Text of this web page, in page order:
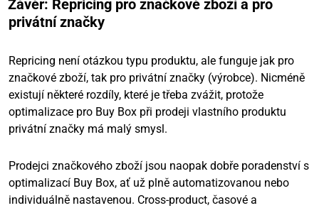
Závěr: Repricing pro značkové zboží a pro
privátní značky
Repricing není otázkou typu produktu, ale funguje jak pro
značkové zboží, tak pro privátní značky (výrobce). Nicméně
existují některé rozdíly, které je třeba zvážit, protože
optimalizace pro Buy Box při prodeji vlastního produktu
privátní značky má malý smysl.
Prodejci značkového zboží jsou naopak dobře poradenství s
optimalizací Buy Box, ať už plně automatizovanou nebo
individuálně nastavenou. Cross-product, časové a